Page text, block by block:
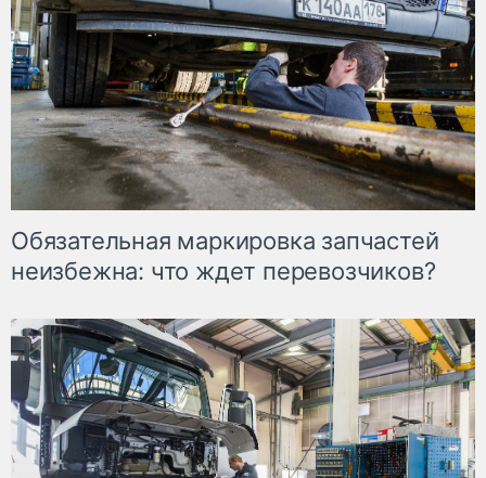
Обязательная маркировка запчастей
неизбежна: что ждет перевозчиков?